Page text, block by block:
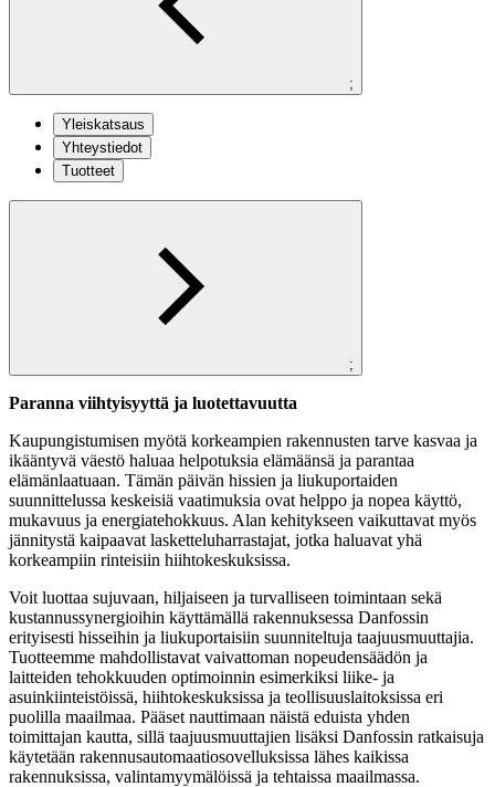
;
Yleiskatsaus
Yhteystiedot
Tuotteet
;
Paranna viihtyisyyttä ja luotettavuutta
Kaupungistumisen myötä korkeampien rakennusten tarve kasvaa ja
ikääntyvä väestö haluaa helpotuksia elämäänsä ja parantaa
elämänlaatuaan. Tämän päivän hissien ja liukuportaiden
suunnittelussa keskeisiä vaatimuksia ovat helppo ja nopea käyttö,
mukavuus ja energiatehokkuus. Alan kehitykseen vaikuttavat myös
jännitystä kaipaavat lasketteluharrastajat, jotka haluavat yhä
korkeampiin rinteisiin hiihtokeskuksissa.
Voit luottaa sujuvaan, hiljaiseen ja turvalliseen toimintaan sekä
kustannussynergioihin käyttämällä rakennuksessa Danfossin
erityisesti hisseihin ja liukuportaisiin suunniteltuja taajuusmuuttajia.
Tuotteemme mahdollistavat vaivattoman nopeudensäädön ja
laitteiden tehokkuuden optimoinnin esimerkiksi liike- ja
asuinkiinteistöissä, hiihtokeskuksissa ja teollisuuslaitoksissa eri
puolilla maailmaa. Pääset nauttimaan näistä eduista yhden
toimittajan kautta, sillä taajuusmuuttajien lisäksi Danfossin ratkaisuja
käytetään rakennusautomaatiosovelluksissa lähes kaikissa
rakennuksissa, valintamyymälöissä ja tehtaissa maailmassa.